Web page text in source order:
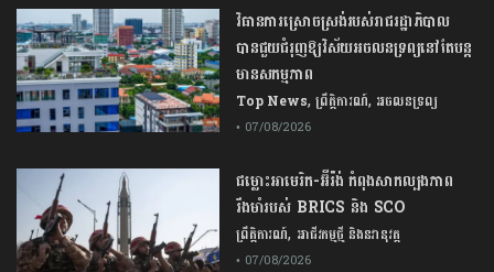
វិធានការស្រោចស្រង់របស់រាជរដ្ឋាភិបាល​
បាន​ជួយ​ជំរុញឱ្យវិស័យ​អចលនទ្រព្យនៅតែបន្ត​
មានសកម្មភាព
Top News,ព្រឹត្តិការណ៍, អចលនទ្រព្យ
• 07/08/2026
ជម្លោះ​អាមេរិក​-​អ៊ីរ៉ង់​ ​កំពុង​សាកល្បង​ភាព​
រឹងមាំ​របស់​ ​BRICS​ ​និង​ ​SCO​
ព្រឹត្តិការណ៍, អាជីវកម្មថ្មី និងនវានុវត្ត
• 07/08/2026